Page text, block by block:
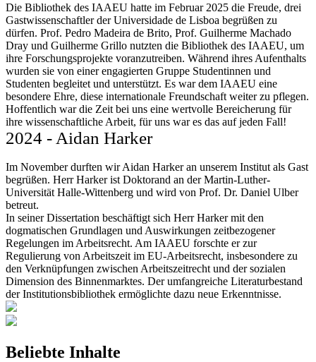
Die Bibliothek des IAAEU hatte im Februar 2025 die Freude, drei
Gastwissenschaftler der Universidade de Lisboa begrüßen zu
dürfen. Prof. Pedro Madeira de Brito, Prof. Guilherme Machado
Dray und Guilherme Grillo nutzten die Bibliothek des IAAEU, um
ihre Forschungsprojekte voranzutreiben. Während ihres Aufenthalts
wurden sie von einer engagierten Gruppe Studentinnen und
Studenten begleitet und unterstützt. Es war dem IAAEU eine
besondere Ehre, diese internationale Freundschaft weiter zu pflegen.
Hoffentlich war die Zeit bei uns eine wertvolle Bereicherung für
ihre wissenschaftliche Arbeit, für uns war es das auf jeden Fall!
2024 - Aidan Harker
Im November durften wir Aidan Harker an unserem Institut als Gast
begrüßen. Herr Harker ist Doktorand an der Martin-Luther-
Universität Halle-Wittenberg und wird von Prof. Dr. Daniel Ulber
betreut.
In seiner Dissertation beschäftigt sich Herr Harker mit den
dogmatischen Grundlagen und Auswirkungen zeitbezogener
Regelungen im Arbeitsrecht. Am IAAEU forschte er zur
Regulierung von Arbeitszeit im EU-Arbeitsrecht, insbesondere zu
den Verknüpfungen zwischen Arbeitszeitrecht und der sozialen
Dimension des Binnenmarktes. Der umfangreiche Literaturbestand
der Institutionsbibliothek ermöglichte dazu neue Erkenntnisse.
Beliebte Inhalte